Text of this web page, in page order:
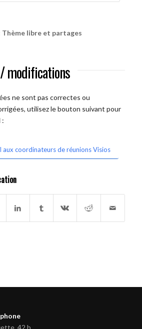
Thème libre et partages
modifications
ne sont pas correctes ou
utilisez le bouton suivant pour
:
aux coordinateurs de réunions Visios
42 b